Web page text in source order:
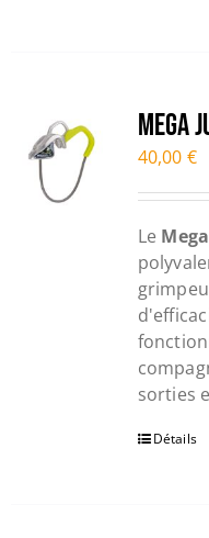
Mega
40,00 €
Le
sorties
Détails